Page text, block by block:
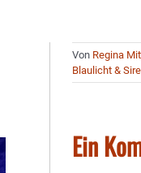
Von Regina
Blaulicht &
Ein